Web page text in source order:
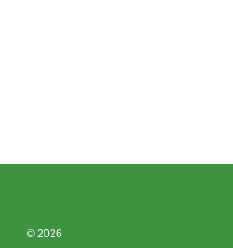
© 2026